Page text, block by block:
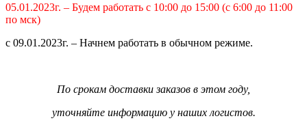
05.01.2023г. – Будем работать с 10:00 до 15:00 (с 6:00 до 11:00
по мск)
с 09.01.2023г. – Начнем работать в обычном режиме.
По срокам доставки заказов в этом году,
уточняйте информацию у наших логистов.